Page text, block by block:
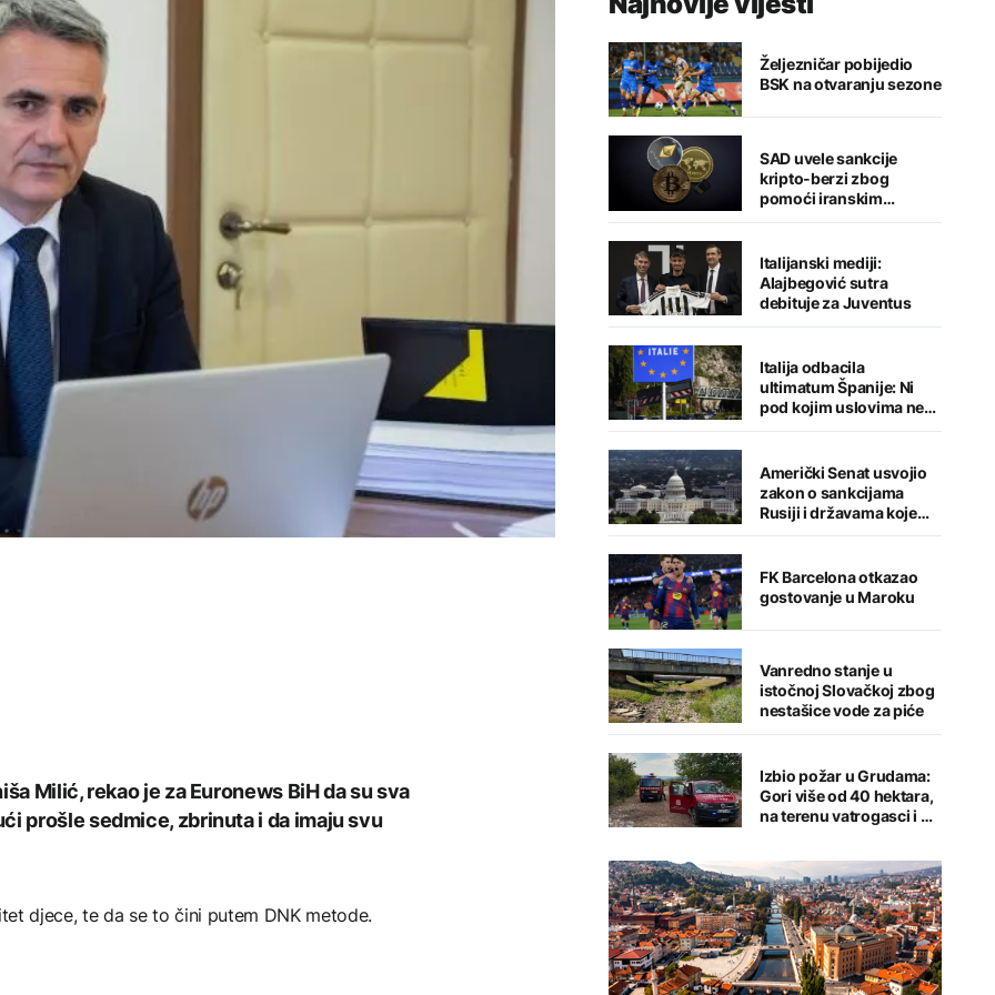
Milić, rekao je za Euronews BiH da su sva
prošle sedmice, zbrinuta i da imaju svu
djece, te da se to čini putem DNK metode.
Željezničar pobijedio
BSK na otvaranju sezone
SAD uvele sankcije
kripto-berzi zbog
pomoći iranskim
snagama
Italijanski mediji:
Alajbegović sutra
debituje za Juventus
Italija odbacila
ultimatum Španije: Ni
pod kojim uslovima ne
namjeravamo da
Američki Senat usvojio
zakon o sankcijama
Rusiji i državama koje
kupuju njenu naftu i gas
FK Barcelona otkazao
gostovanje u Maroku
Vanredno stanje u
istočnoj Slovačkoj zbog
nestašice vode za piće
Izbio požar u Grudama:
Gori više od 40 hektara,
na terenu vatrogasci i Air